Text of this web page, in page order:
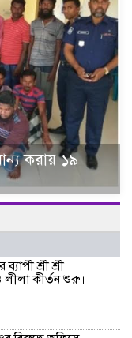
করায় ১৯
শ্রী শ্রী
লীলা কীর্তন শুরু।